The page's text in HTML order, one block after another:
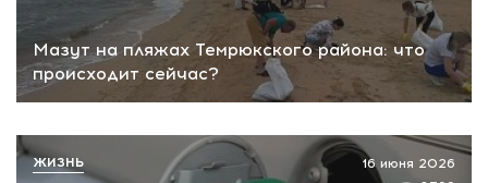
Мазут на пляжах Темрюкского района: что
происходит сейчас?
16 июня 2026
ЖИЗНЬ